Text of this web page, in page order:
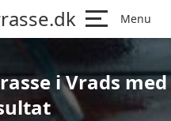
Menu
i Vrads med